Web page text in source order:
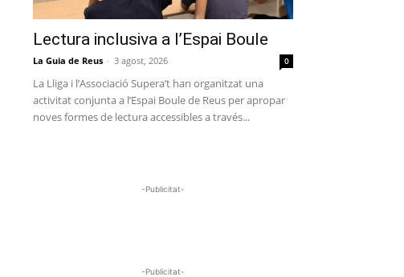
Lectura inclusiva a l’Espai Boule
La Guia de Reus - 3 agost, 2026 0
La Lliga i l’Associació Supera’t han organitzat una
activitat conjunta a l’Espai Boule de Reus per apropar
noves formes de lectura accessibles a través...
-Publicitat-
-Publicitat-